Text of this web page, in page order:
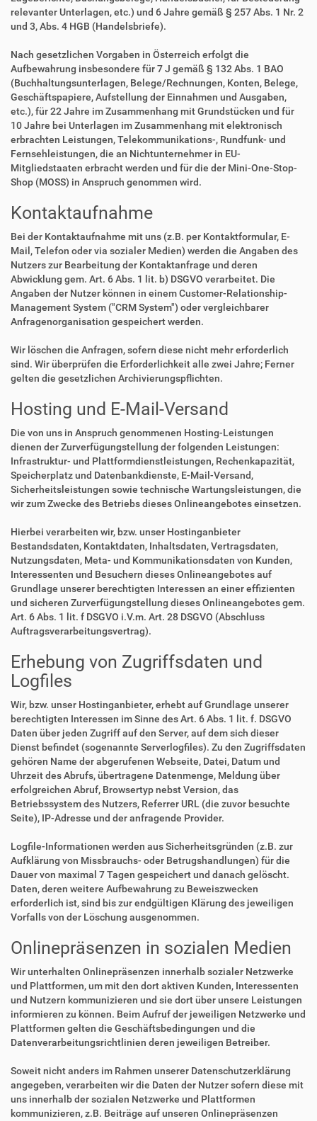
relevanter Unterlagen, etc.) und 6 Jahre gemäß § 257 Abs. 1 Nr. 2
und 3, Abs. 4 HGB (Handelsbriefe).
Nach gesetzlichen Vorgaben in Österreich erfolgt die
Aufbewahrung insbesondere für 7 J gemäß § 132 Abs. 1 BAO
(Buchhaltungsunterlagen, Belege/Rechnungen, Konten, Belege,
Geschäftspapiere, Aufstellung der Einnahmen und Ausgaben,
etc.), für 22 Jahre im Zusammenhang mit Grundstücken und für
10 Jahre bei Unterlagen im Zusammenhang mit elektronisch
erbrachten Leistungen, Telekommunikations-, Rundfunk- und
Fernsehleistungen, die an Nichtunternehmer in EU-
Mitgliedstaaten erbracht werden und für die der Mini-One-Stop-
Shop (MOSS) in Anspruch genommen wird.
Kontaktaufnahme
Bei der Kontaktaufnahme mit uns (z.B. per Kontaktformular, E-
Mail, Telefon oder via sozialer Medien) werden die Angaben des
Nutzers zur Bearbeitung der Kontaktanfrage und deren
Abwicklung gem. Art. 6 Abs. 1 lit. b) DSGVO verarbeitet. Die
Angaben der Nutzer können in einem Customer-Relationship-
Management System ("CRM System") oder vergleichbarer
Anfragenorganisation gespeichert werden.
Wir löschen die Anfragen, sofern diese nicht mehr erforderlich
sind. Wir überprüfen die Erforderlichkeit alle zwei Jahre; Ferner
gelten die gesetzlichen Archivierungspflichten.
Hosting und E-Mail-Versand
Die von uns in Anspruch genommenen Hosting-Leistungen
dienen der Zurverfügungstellung der folgenden Leistungen:
Infrastruktur- und Plattformdienstleistungen, Rechenkapazität,
Speicherplatz und Datenbankdienste, E-Mail-Versand,
Sicherheitsleistungen sowie technische Wartungsleistungen, die
wir zum Zwecke des Betriebs dieses Onlineangebotes einsetzen.
Hierbei verarbeiten wir, bzw. unser Hostinganbieter
Bestandsdaten, Kontaktdaten, Inhaltsdaten, Vertragsdaten,
Nutzungsdaten, Meta- und Kommunikationsdaten von Kunden,
Interessenten und Besuchern dieses Onlineangebotes auf
Grundlage unserer berechtigten Interessen an einer effizienten
und sicheren Zurverfügungstellung dieses Onlineangebotes gem.
Art. 6 Abs. 1 lit. f DSGVO i.V.m. Art. 28 DSGVO (Abschluss
Auftragsverarbeitungsvertrag).
Erhebung von Zugriffsdaten und
Logfiles
Wir, bzw. unser Hostinganbieter, erhebt auf Grundlage unserer
berechtigten Interessen im Sinne des Art. 6 Abs. 1 lit. f. DSGVO
Daten über jeden Zugriff auf den Server, auf dem sich dieser
Dienst befindet (sogenannte Serverlogfiles). Zu den Zugriffsdaten
gehören Name der abgerufenen Webseite, Datei, Datum und
Uhrzeit des Abrufs, übertragene Datenmenge, Meldung über
erfolgreichen Abruf, Browsertyp nebst Version, das
Betriebssystem des Nutzers, Referrer URL (die zuvor besuchte
Seite), IP-Adresse und der anfragende Provider.
Logfile-Informationen werden aus Sicherheitsgründen (z.B. zur
Aufklärung von Missbrauchs- oder Betrugshandlungen) für die
Dauer von maximal 7 Tagen gespeichert und danach gelöscht.
Daten, deren weitere Aufbewahrung zu Beweiszwecken
erforderlich ist, sind bis zur endgültigen Klärung des jeweiligen
Vorfalls von der Löschung ausgenommen.
Onlinepräsenzen in sozialen Medien
Wir unterhalten Onlinepräsenzen innerhalb sozialer Netzwerke
und Plattformen, um mit den dort aktiven Kunden, Interessenten
und Nutzern kommunizieren und sie dort über unsere Leistungen
informieren zu können. Beim Aufruf der jeweiligen Netzwerke und
Plattformen gelten die Geschäftsbedingungen und die
Datenverarbeitungsrichtlinien deren jeweiligen Betreiber.
Soweit nicht anders im Rahmen unserer Datenschutzerklärung
angegeben, verarbeiten wir die Daten der Nutzer sofern diese mit
uns innerhalb der sozialen Netzwerke und Plattformen
kommunizieren, z.B. Beiträge auf unseren Onlinepräsenzen